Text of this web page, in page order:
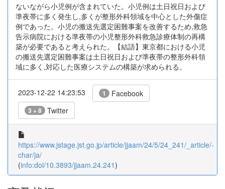
ないながら小児例が含まれていた。小児例は土日祝日および
準夜帯に多く発生し,多くが整形外科領域を中心とした外傷症
例であった。小児の搬送先選定困難事案を改善するため,救急
告示病院における準夜帯の小児整形外科救急診療体制の再構
築が必要であると考えられた。【結語】東京都における小児
の搬送先選定困難事案は土日祝日および準夜帯の整形外科領
域に多く,対応した医療システムの構築が求められる。
2023-12-22 14:23:53 1 Facebook
3 + 8 Twitter
https://www.jstage.jst.go.jp/article/jjaam/24/5/24_241/_article/-
char/ja/
(info:doi/10.3893/jjaam.24.241)